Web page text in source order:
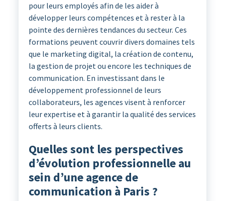
pour leurs employés afin de les aider à
développer leurs compétences et à rester à la
pointe des dernières tendances du secteur. Ces
formations peuvent couvrir divers domaines tels
que le marketing digital, la création de contenu,
la gestion de projet ou encore les techniques de
communication. En investissant dans le
développement professionnel de leurs
collaborateurs, les agences visent à renforcer
leur expertise et à garantir la qualité des services
offerts à leurs clients.
Quelles sont les perspectives
d’évolution professionnelle au
sein d’une agence de
communication à Paris ?